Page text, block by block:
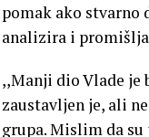
pomak ako stvarno
analizira i
,,Manji dio Vlade je
zaustavljen je, ali
grupa. Mislim da